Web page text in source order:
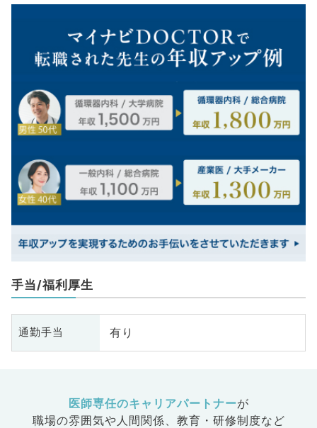
手当/福利厚生
通勤手当 有り
医師専任のキャリアパートナーが
職場の雰囲気や人間関係、 教育・研修制度など